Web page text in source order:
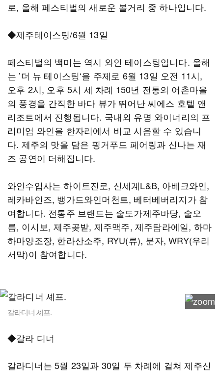
로, 올해 페스티벌의 새로운 볼거리 중 하나입니다.
◆제주테이스팅/6월 13일
페스티벌의 백미는 역시 와인 테이스팅입니다. 올해
는 ’더 뉴 테이스팅‘을 주제로 6월 13일 오전 11시,
오후 2시, 오후 5시 세 차례 150년 전통의 어촌마을
의 풍경을 간직한 바다 뷰가 뛰어난 씨에스 호텔 앤
리조트에서 진행됩니다. 국내외 유명 와이너리의 프
리미엄 와인을 한자리에서 비교 시음할 수 있습니
다. 제주의 맛을 담은 핑거푸드 페어링과 신나는 재
즈 공연이 더해집니다.
와인수입사는 하이트진로, 신세계L&B, 아베크와인,
레카바인즈, 뱅가드와인머천트, 베터베버리지가 참
여합니다. 전통주 브랜드는 술도가제주바당, 술오
름, 이시보, 제주곶밭, 제주맥주, 제주탐라에일, 하마
하마양조장, 한라산소주, RYU(류), 분자, WRY(우리
서막)이 참여합니다.
갈라디너 셰프.
◆갈라 디너
갈라디너는 5월 23일과 30일 두 차례에 걸쳐 제주신